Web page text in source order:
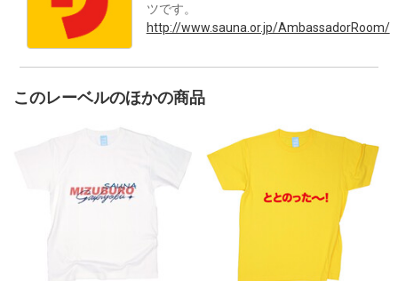
ツです。
http://www.sauna.or.jp/AmbassadorRoom/
このレーベルのほかの商品